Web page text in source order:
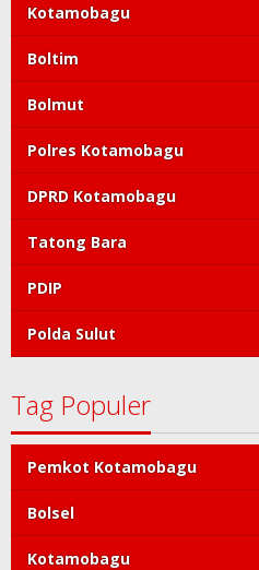
Kotamobagu
Boltim
Bolmut
Polres Kotamobagu
DPRD Kotamobagu
Tatong Bara
PDIP
Polda Sulut
Tag Populer
Pemkot Kotamobagu
Bolsel
Kotamobagu